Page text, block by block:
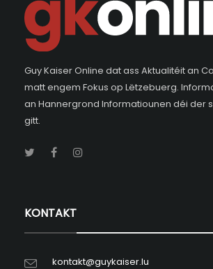
Guy Kaiser Online dat ass Aktualitéit an
matt engem Fokus op Lëtzebuerg.
an Hannergrond Informatiounen déi der
gitt.
KONTAKT
kontakt@guykaiser.lu